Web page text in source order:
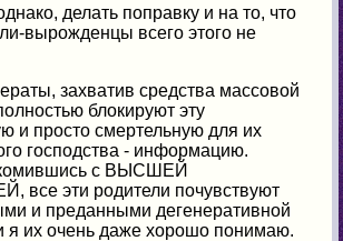
делать поправку и на то, что
вырожденцы всего этого не
захватив средства массовой
блокируют эту
и просто смертельную для их
господства - информацию.
с ВЫСШЕЙ
эти родители почувствуют
и преданными дегенеративной
я их очень даже хорошо понимаю.